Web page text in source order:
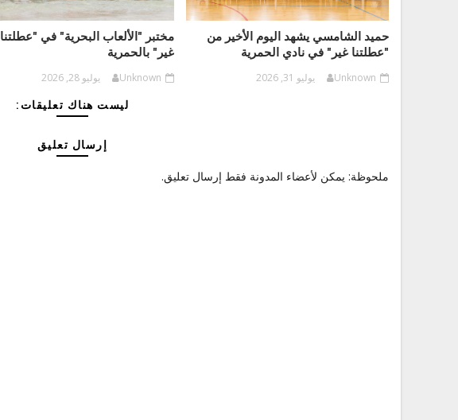
حميد الشامسي يشهد اليوم الأخير من
"عطلتنا غير" في نادي الحمرية
Unknown يوليو 31, 2026
مختبر "الألعاب البحرية" في "عطلتنا
غير" بالحمرية
Unknown يوليو 28, 2026
ليست هناك تعليقات:
إرسال تعليق
ملحوظة: يمكن لأعضاء المدونة فقط إرسال تعليق.